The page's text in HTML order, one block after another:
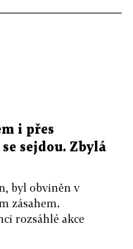
i přes
sejdou. Zbylá
byl obviněn v
zásahem.
rozsáhlé akce